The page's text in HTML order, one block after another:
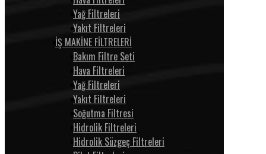
Yağ Filtreleri
Yakıt Filtreleri
İŞ MAKİNE FİLTRELERİ
Bakım Filtre Seti
Hava Filtreleri
Yağ Filtreleri
Yakıt Filtreleri
Soğutma Filtresi
Hidrolik Filtreleri
Hidrolik Süzgeç Filtreleri